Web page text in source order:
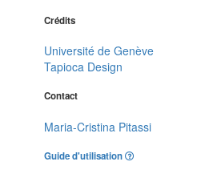
Crédits
Université de Genève
Tapioca Design
Contact
Maria-Cristina Pitassi
Guide d'utilisation